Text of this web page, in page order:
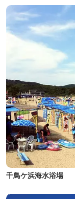
千鳥ケ浜海水浴場